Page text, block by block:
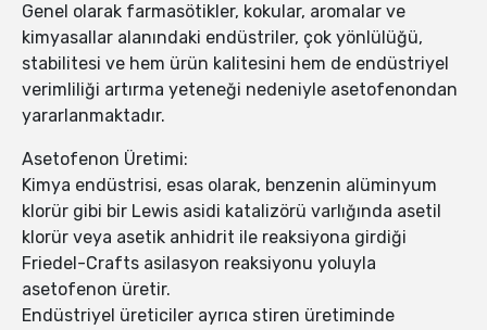
Genel olarak farmasötikler, kokular, aromalar ve
kimyasallar alanındaki endüstriler, çok yönlülüğü,
stabilitesi ve hem ürün kalitesini hem de endüstriyel
verimliliği artırma yeteneği nedeniyle asetofenondan
yararlanmaktadır.
Asetofenon Üretimi:
Kimya endüstrisi, esas olarak, benzenin alüminyum
klorür gibi bir Lewis asidi katalizörü varlığında asetil
klorür veya asetik anhidrit ile reaksiyona girdiği
Friedel-Crafts asilasyon reaksiyonu yoluyla
asetofenon üretir.
Endüstriyel üreticiler ayrıca stiren üretiminde